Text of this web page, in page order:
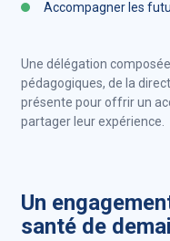
Accompagner les
Une délégation
pédagogiques, de la
présente pour offrir un
partager leur expérience.
Un
santé de